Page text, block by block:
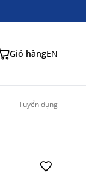
Giỏ hàngEN
Tuyển dụng